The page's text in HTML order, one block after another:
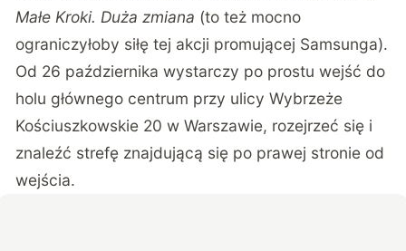
Małe Kroki. Duża zmiana (to też mocno
ograniczyłoby siłę tej akcji promującej Samsunga).
Od 26 października wystarczy po prostu wejść do
holu głównego centrum przy ulicy Wybrzeże
Kościuszkowskie 20 w Warszawie, rozejrzeć się i
znaleźć strefę znajdującą się po prawej stronie od
wejścia.